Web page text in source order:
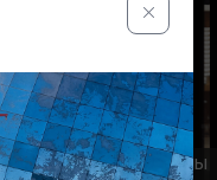
РЕСТОРАНЫ